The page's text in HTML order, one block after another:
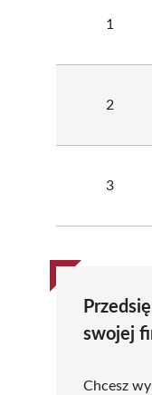
1
2
3
swojej
Chcesz